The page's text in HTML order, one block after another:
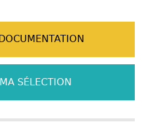
SÉLECTION